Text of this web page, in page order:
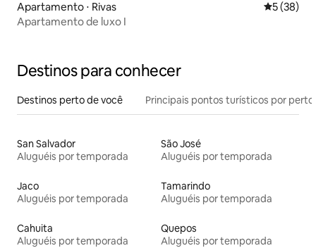
Apartamento ⋅ Rivas 5 de uma
5 (38)
Apartamento de luxo I
Destinos para conhecer
Destinos perto de você Principais pontos turísticos por perto
San Salvador
Aluguéis por temporada
São José
Aluguéis por temporada
Jaco
Aluguéis por temporada
Tamarindo
Aluguéis por temporada
Cahuita
Aluguéis por temporada
Quepos
Aluguéis por temporada